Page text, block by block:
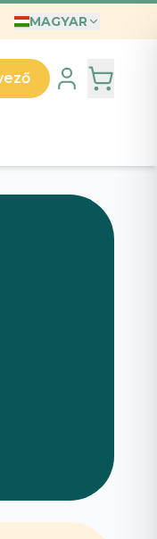
MAGYAR
mintát, mi